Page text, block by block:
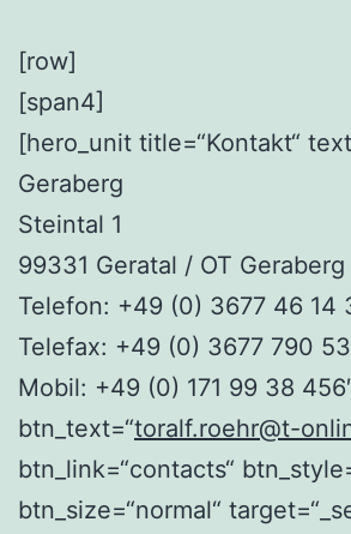
[row]
[span4]
[hero_unit title=“Kontakt“
Geraberg
Steintal 1
99331 Geratal / OT Geraberg
Telefon: +49 (0) 3677 46 14
Telefax: +49 (0) 3677 790
Mobil: +49 (0) 171 99 38
btn_text=“toralf.roehr@t-
btn_link=“contacts“
btn_size=“normal“